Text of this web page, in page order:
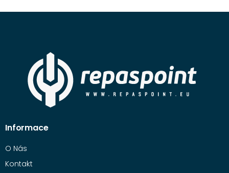
Informace
O Nás
Kontakt